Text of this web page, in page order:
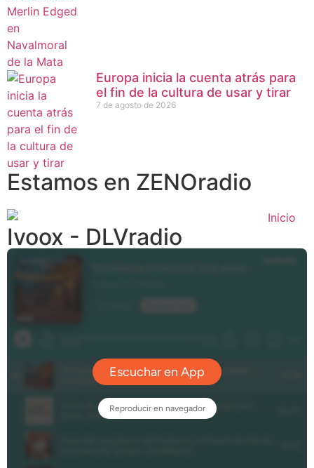
Europa inicia la cuenta atrás para
el fin de la cultura de usar y tirar
7 de agosto de 2026
Estamos en ZENOradio
Ivoox - DLVradio